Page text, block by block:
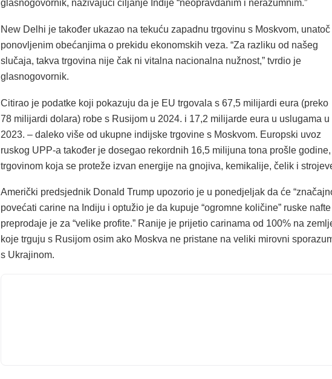
glasnogovornik, nazivajući ciljanje Indije “neopravdanim i nerazumnim.”
New Delhi je također ukazao na tekuću zapadnu trgovinu s Moskvom, unatoč
ponovljenim obećanjima o prekidu ekonomskih veza. “Za razliku od našeg
slučaja, takva trgovina nije čak ni vitalna nacionalna nužnost,” tvrdio je
glasnogovornik.
Citirao je podatke koji pokazuju da je EU trgovala s 67,5 milijardi eura (preko
78 milijardi dolara) robe s Rusijom u 2024. i 17,2 milijarde eura u uslugama u
2023. – daleko više od ukupne indijske trgovine s Moskvom. Europski uvoz
ruskog UPP-a također je dosegao rekordnih 16,5 milijuna tona prošle
trgovinom koja se proteže izvan energije na gnojiva, kemikalije, čelik i
Američki predsjednik Donald Trump upozorio je u ponedjeljak da će
povećati carine na Indiju i optužio je da kupuje “ogromne količine” ruske
preprodaje je za “velike profite.” Ranije je prijetio carinama od 100% na
koje trguju s Rusijom osim ako Moskva ne pristane na veliki mirovni
s Ukrajinom.